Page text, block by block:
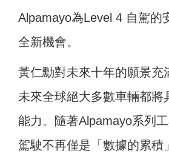
Alpamayo為Level 4 自駕的
全新機會。
黃仁勳對未來十年的願景充
未來全球絕大多數車輛都將
能力。隨著Alpamayo系列
駕駛不再僅是「數據的累積